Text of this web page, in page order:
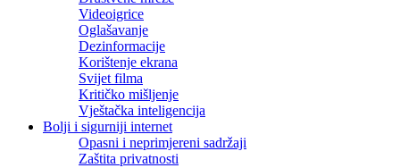
Videoigrice
Oglašavanje
Dezinformacije
Korištenje ekrana
Svijet filma
Kritičko mišljenje
Vještačka inteligencija
Bolji i sigurniji internet
Opasni i neprimjereni sadržaji
Zaštita privatnosti